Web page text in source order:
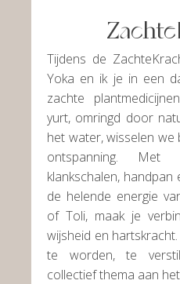
Tijdens de
Yoka en ik je in een
zachte
yurt, omringd door
het water, wisselen we
ontspanning. Met
klankschalen, handpan
de helende energie
of Toli, maak je
wijsheid en
te worden, te
collectief thema aan